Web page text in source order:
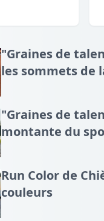
"Graines de
les sommets
"Graines de
montante du
Run Color de
couleurs